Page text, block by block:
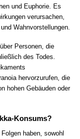
und Euphorie. Es
verursachen,
Wahnvorstellungen.
Personen, die
des Todes.
hervorzurufen, die
hohen Gebäuden oder
Konsums?
haben, sowohl